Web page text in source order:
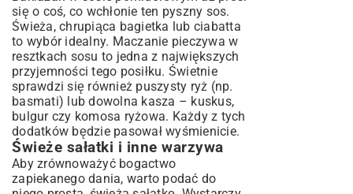
się o coś, co wchłonie ten pyszny sos.
Świeża, chrupiąca bagietka lub ciabatta
to wybór idealny. Maczanie pieczywa w
resztkach sosu to jedna z największych
przyjemności tego posiłku. Świetnie
sprawdzi się również puszysty ryż (np.
basmati) lub dowolna kasza – kuskus,
bulgur czy komosa ryżowa. Każdy z tych
dodatków będzie pasował wyśmienicie.
Świeże sałatki i inne warzywa
Aby zrównoważyć bogactwo
zapiekanego dania, warto podać do